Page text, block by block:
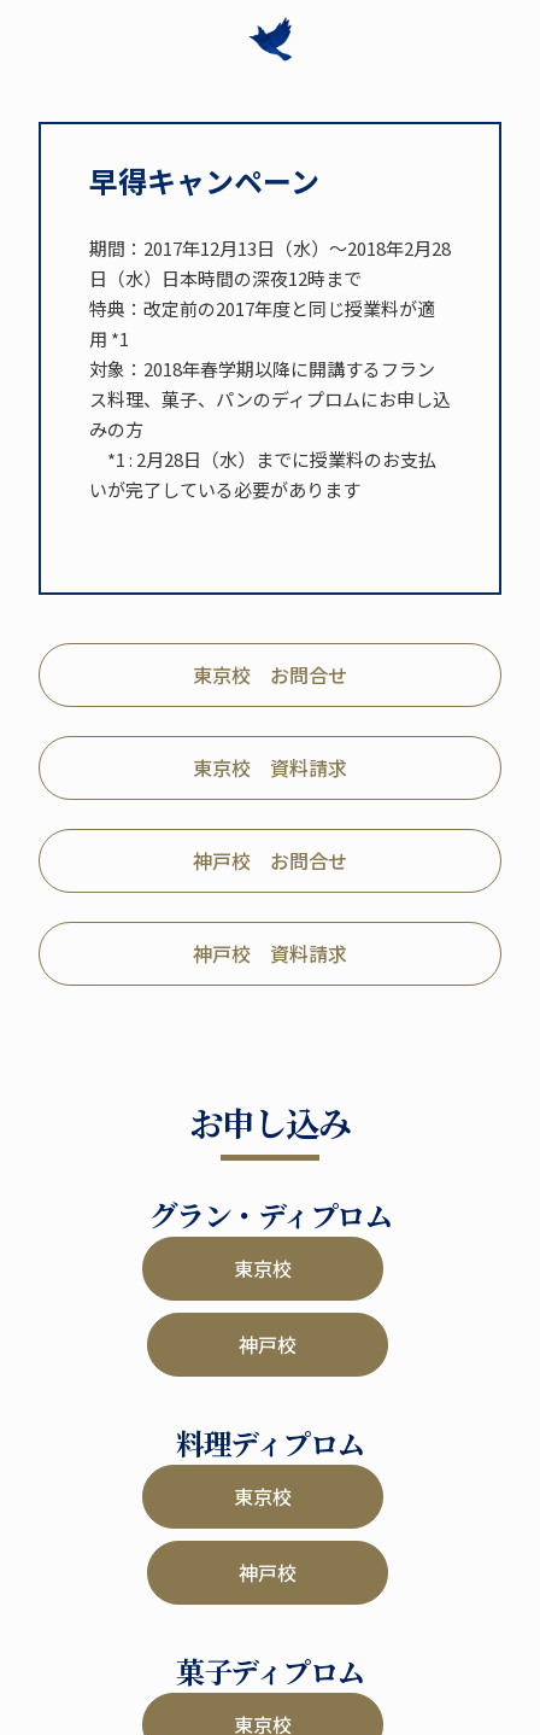
早得キャンペーン
期間：2017年12月13日（水）～2018年2月28
日（水）日本時間の深夜12時まで
特典：改定前の2017年度と同じ授業料が適
用 *1
対象：2018年春学期以降に開講するフラン
ス料理、菓子、パンのディプロムにお申し込
みの方
*1 : 2月28日（水）までに授業料のお支払
いが完了している必要があります
東京校 お問合せ
東京校 資料請求
神戸校 お問合せ
神戸校 資料請求
お申し込み
グラン・ディプロム
東京校
神戸校
料理ディプロム
東京校
神戸校
菓子ディプロム
東京校